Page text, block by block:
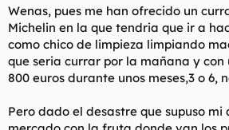
d
e
l
t
e
i
c
i
o
Wenas, pues me han ofrecido un
Michelin en la que tendria que ir a
como chico de limpieza limpiando
que seria currar por la mañana y con
800 euros durante unos meses,3 o 6,
Pero dado el desastre que supuso